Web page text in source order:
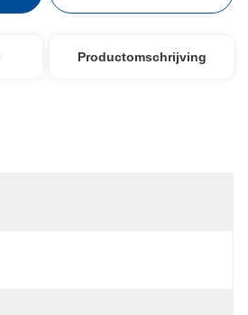
Productomschrijving